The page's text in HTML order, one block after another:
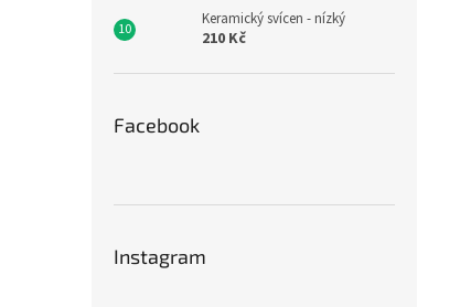
Keramický svícen - nízký
210 Kč
Facebook
Instagram